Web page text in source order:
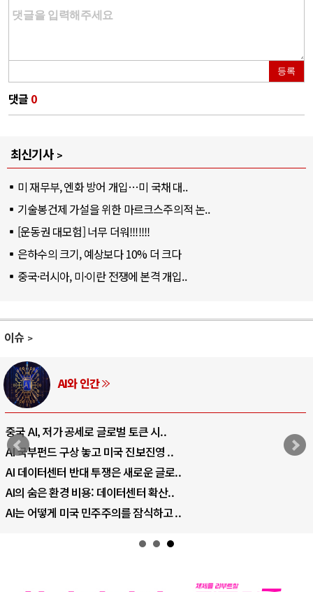
등록
댓글 0
최신기사
미 재무부, 엔화 방어 개입…미 국채 대..
기술봉건제 가설을 위한 마르크스주의적 논..
[운동권 대모험] 너무 더워!!!!!!!
은하수의 크기, 예상보다 10% 더 크다
중국·러시아, 미·이란 전쟁에 본격 개입..
이슈
러시아-우크라이나 전쟁
전쟁의 추상화: 우크라이나, 대리전의 역..
EU·우크라이나 드론 협력 직후, 러시아..
나토, 우크라 군사지원 2027년까지 공..
우크라이나, 덴마크, 에스토니아, 네덜란..
러·우크라, 대규모 공습 주고받아…민간 ..